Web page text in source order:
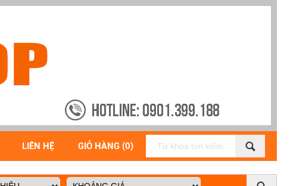
LIÊN HỆ GIỎ HÀNG (0)